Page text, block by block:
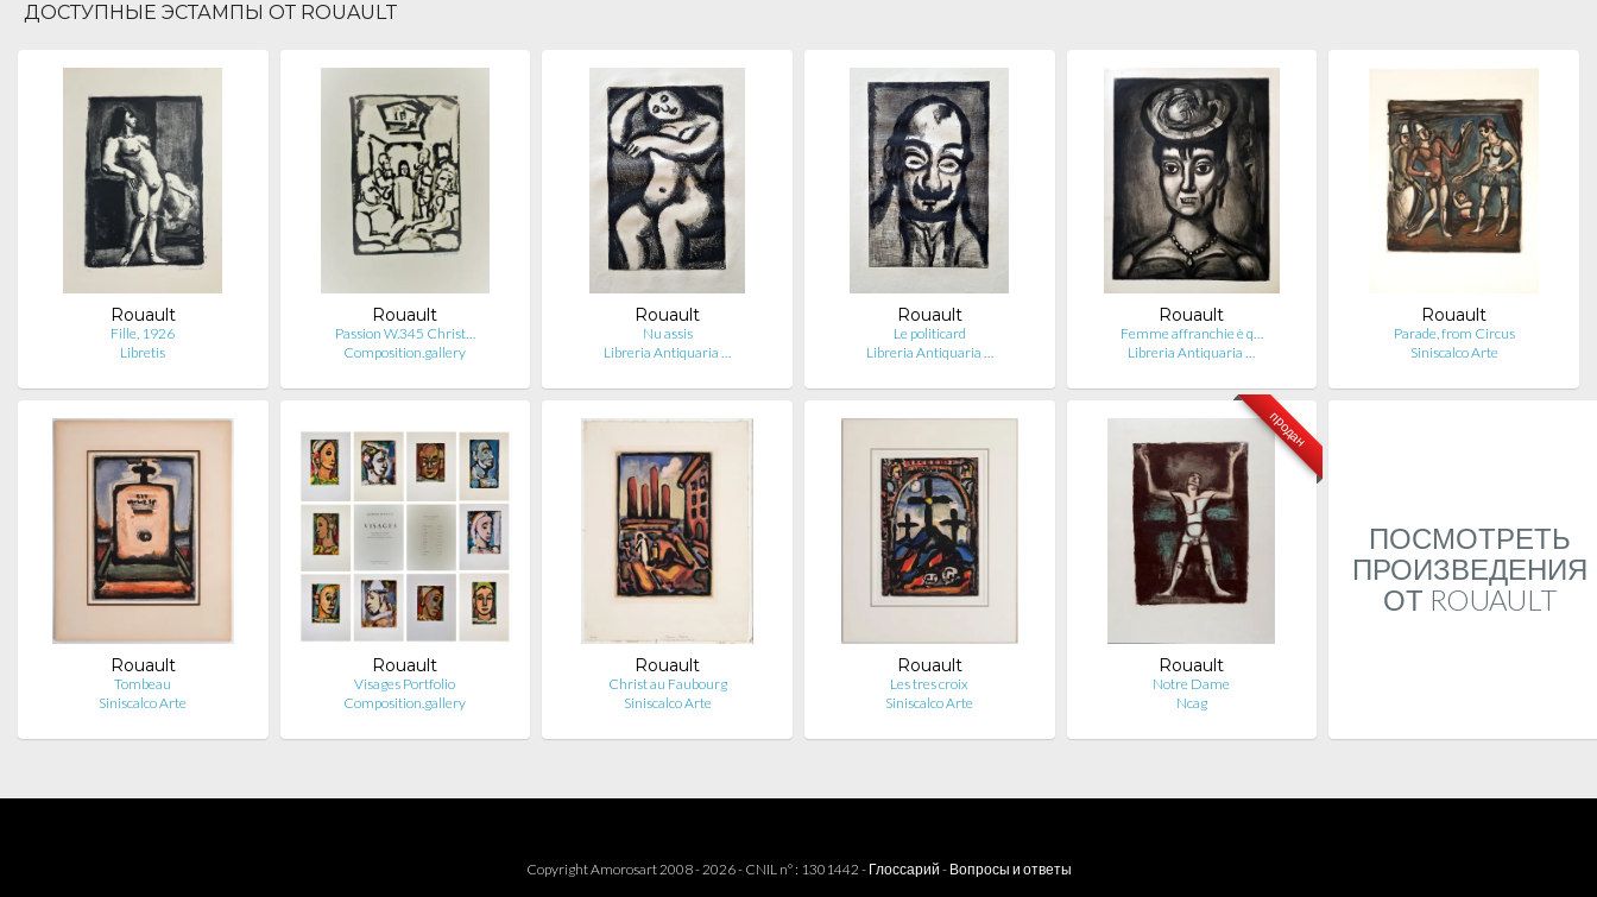
ДОСТУПНЫЕ ЭСТАМПЫ ОТ ROUAULT
Rouault
Fille, 1926
Libretis
Rouault
Passion W.345 Christ…
Composition.gallery
Rouault
Nu assis
Libreria Antiquaria …
Rouault
Le politicard
Libreria Antiquaria …
Rouault
Femme affranchie è q…
Libreria Antiquaria …
Rouault
Parade, from Circus
Siniscalco Arte
Rouault
Tombeau
Siniscalco Arte
Rouault
Visages Portfolio
Composition.gallery
Rouault
Christ au Faubourg
Siniscalco Arte
Rouault
Les tres croix
Siniscalco Arte
продан
Rouault
Notre Dame
Ncag
ПОСМОТРЕТЬ
ПРОИЗВЕДЕНИЯ
ОТ ROUAULT
Copyright Amorosart 2008 - 2026 - CNIL n° : 1301442 - Глоссарий - Вопросы и ответы